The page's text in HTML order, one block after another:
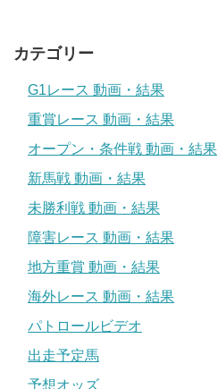
カテゴリー
G1レース 動画・結果
重賞レース 動画・結果
オープン・条件戦 動画・結果
新馬戦 動画・結果
未勝利戦 動画・結果
障害レース 動画・結果
地方重賞 動画・結果
海外レース 動画・結果
パトロールビデオ
出走予定馬
予想オッズ